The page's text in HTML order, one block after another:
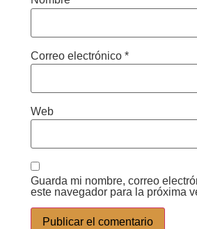
Correo electrónico *
Web
Guarda mi nombre, correo
este navegador para la próxima